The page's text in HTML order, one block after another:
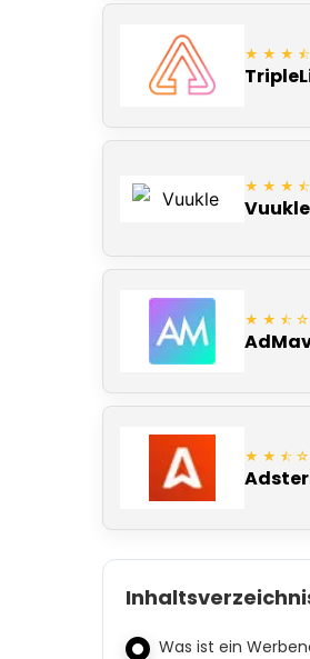
Vuukle
Was ist ein